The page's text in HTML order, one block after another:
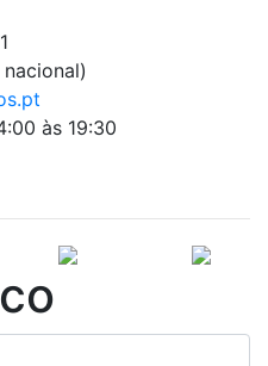
às 19:30